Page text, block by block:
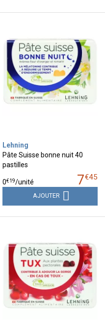
Lehning
Pâte Suisse bonne nuit 40
pastilles
7€45
0€19/unité
AJOUTER